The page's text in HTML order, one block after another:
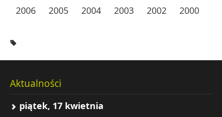
2006
2005 2004 2003 2002 2000
Aktualności
piątek, 17 kwietnia